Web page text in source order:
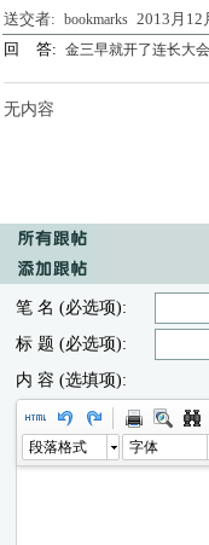
送交者: bookmarks 2013月
回 答: 金三早就开了连长大
无内容
笔 名 (必选项):
标 题 (必选项):
内 容 (选填项):
段落格式 字体